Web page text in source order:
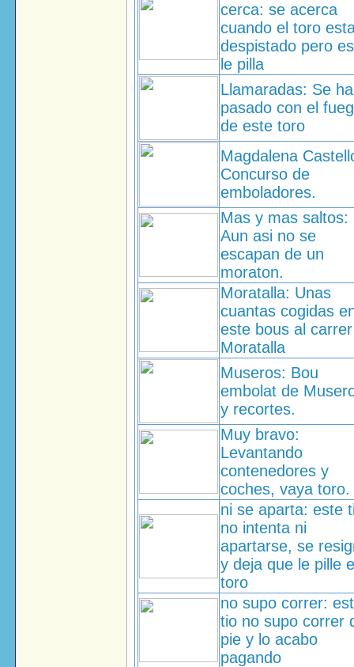
cerca: se acerca
cuando el toro
despistado pero
le pilla
Llamaradas: Se
pasado con el
de este toro
Magdalena
Concurso de
emboladores.
Mas y mas saltos:
Aun asi no se
escapan de un
moraton.
Moratalla: Unas
cuantas cogidas
este bous al
Moratalla
Museros: Bou
embolat de
y recortes.
Muy bravo:
Levantando
contenedores y
coches, vaya toro.
ni se aparta: este
no intenta ni
apartarse, se
y deja que le pille
toro
no supo correr:
tio no supo correr
pie y lo acabo
pagando